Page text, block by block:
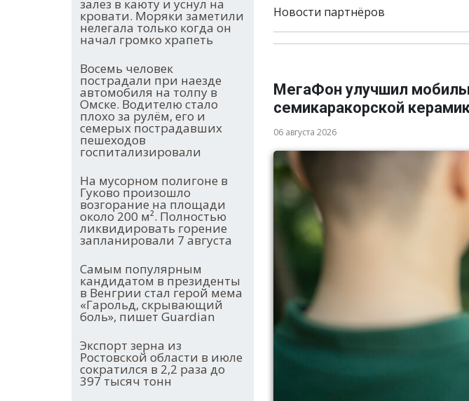
залез в каюту и уснул на
кровати. Моряки заметили
нелегала только когда он
начал громко храпеть
Восемь человек
пострадали при наезде
автомобиля на толпу в
Омске. Водителю стало
плохо за рулём, его и
семерых пострадавших
пешеходов
госпитализировали
На мусорном полигоне в
Гуково произошло
возгорание на площади
около 200 м². Полностью
ликвидировать горение
запланировали 7 августа
Самым популярным
кандидатом в президенты
в Венгрии стал герой мема
«Гарольд, скрывающий
боль», пишет Guardian
Экспорт зерна из
Ростовской области в июле
сократился в 2,2 раза до
397 тысяч тонн
Новости партнёров
МегаФон улучшил
семикаракорской
06 августа 2026